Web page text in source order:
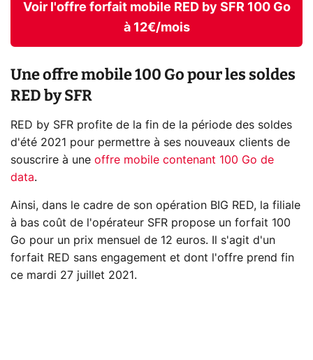
Voir l'offre forfait mobile RED by SFR 100 Go
à 12€/mois
Une offre mobile 100 Go pour les soldes
RED by SFR
RED by SFR profite de la fin de la période des soldes
d'été 2021 pour permettre à ses nouveaux clients de
souscrire à une offre mobile contenant 100 Go de
data.
Ainsi, dans le cadre de son opération BIG RED, la filiale
à bas coût de l'opérateur SFR propose un forfait 100
Go pour un prix mensuel de 12 euros. Il s'agit d'un
forfait RED sans engagement et dont l'offre prend fin
ce mardi 27 juillet 2021.